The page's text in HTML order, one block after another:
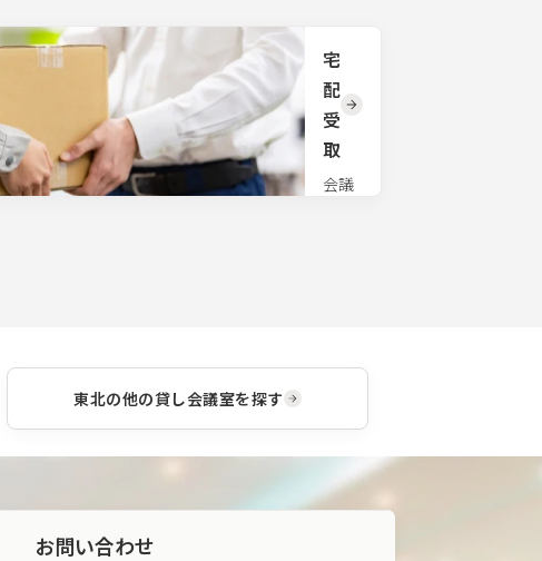
掲載
され
てい
ない
備品
の手
配も
承り
まし
お気
軽に
談く
ださ
宅
配
受
取
会議
致し
は事
前に
送り
東北の他の貸し会議室を探す
お問い合わせ